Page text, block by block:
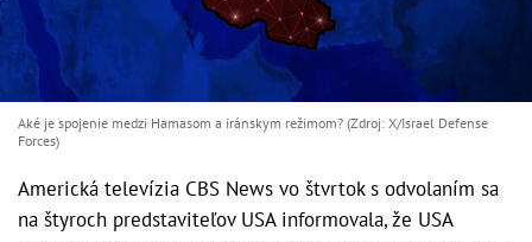
Aké je spojenie medzi Hamasom a iránskym režimom? (Zdroj: X/Israel Defense
Forces)
Americká televízia CBS News vo štvrtok s odvolaním sa
na štyroch predstaviteľov USA informovala, že USA